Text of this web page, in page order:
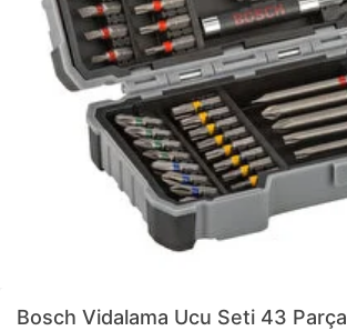
Bosch Vidalama Ucu Seti 43 Parça